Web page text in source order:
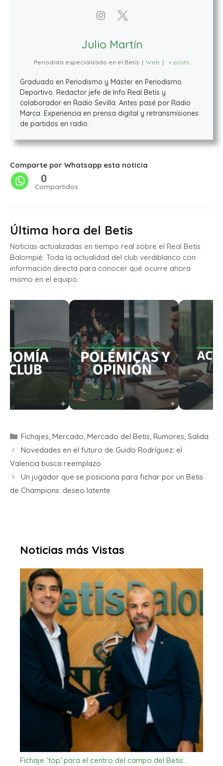
Julio Martín
Periodista especializado en el Betis | Web | + posts
Graduado en Periodismo y Máster en Periodismo
Deportivo. Redactor jefe de Info Real Betis y
colaborador en Radio Sevilla. Antes pasé por Radio
Marca. Experiencia en prensa digital y retransmisiones
de partidos en radio.
Comparte por Whatsapp esta noticia
0
Compartidos
Última hora del Betis
Noticias actualizadas en tiempo real sobre el Real Betis
Balompié. Toda la actualidad del club verdiblanco con
información directa para conocer qué ocurre ahora
mismo en el equipo.
Fichajes, Mercado, Mercado del Betis, Rumores, Salida
Novedades en el futuro de Guido Rodríguez: el
Valencia busca reemplazo
Un jugador que se posiciona para fichar por un Betis
de Champions: deseo latente
Noticias más Vistas
Fichaje ‘top’ para el centro del campo del Betis:…